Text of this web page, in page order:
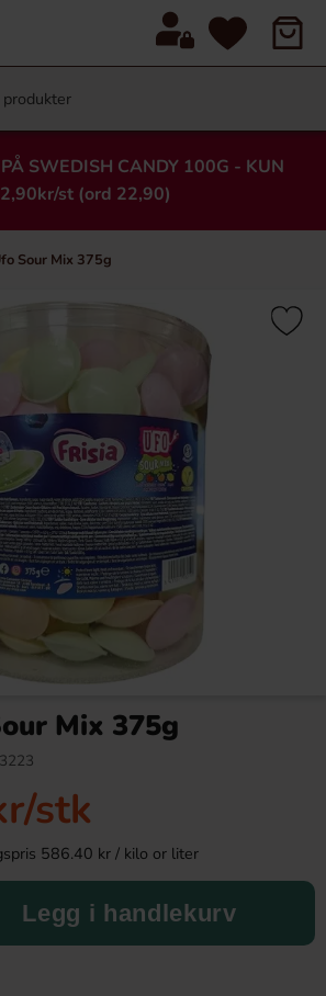
SWEDISH CANDY 100G - KUN
st (ord 22,90)
Sour Mix 375g
×
109.91 kr
Mix 375g
/stk
586.40 kr / kilo or liter
Legg i handlekurv